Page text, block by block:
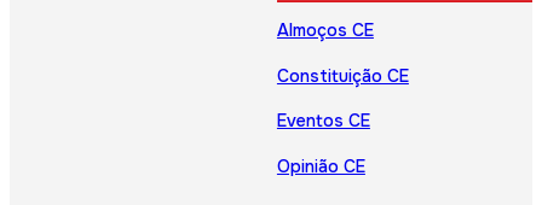
Almoços CE
Constituição CE
Eventos CE
Opinião CE